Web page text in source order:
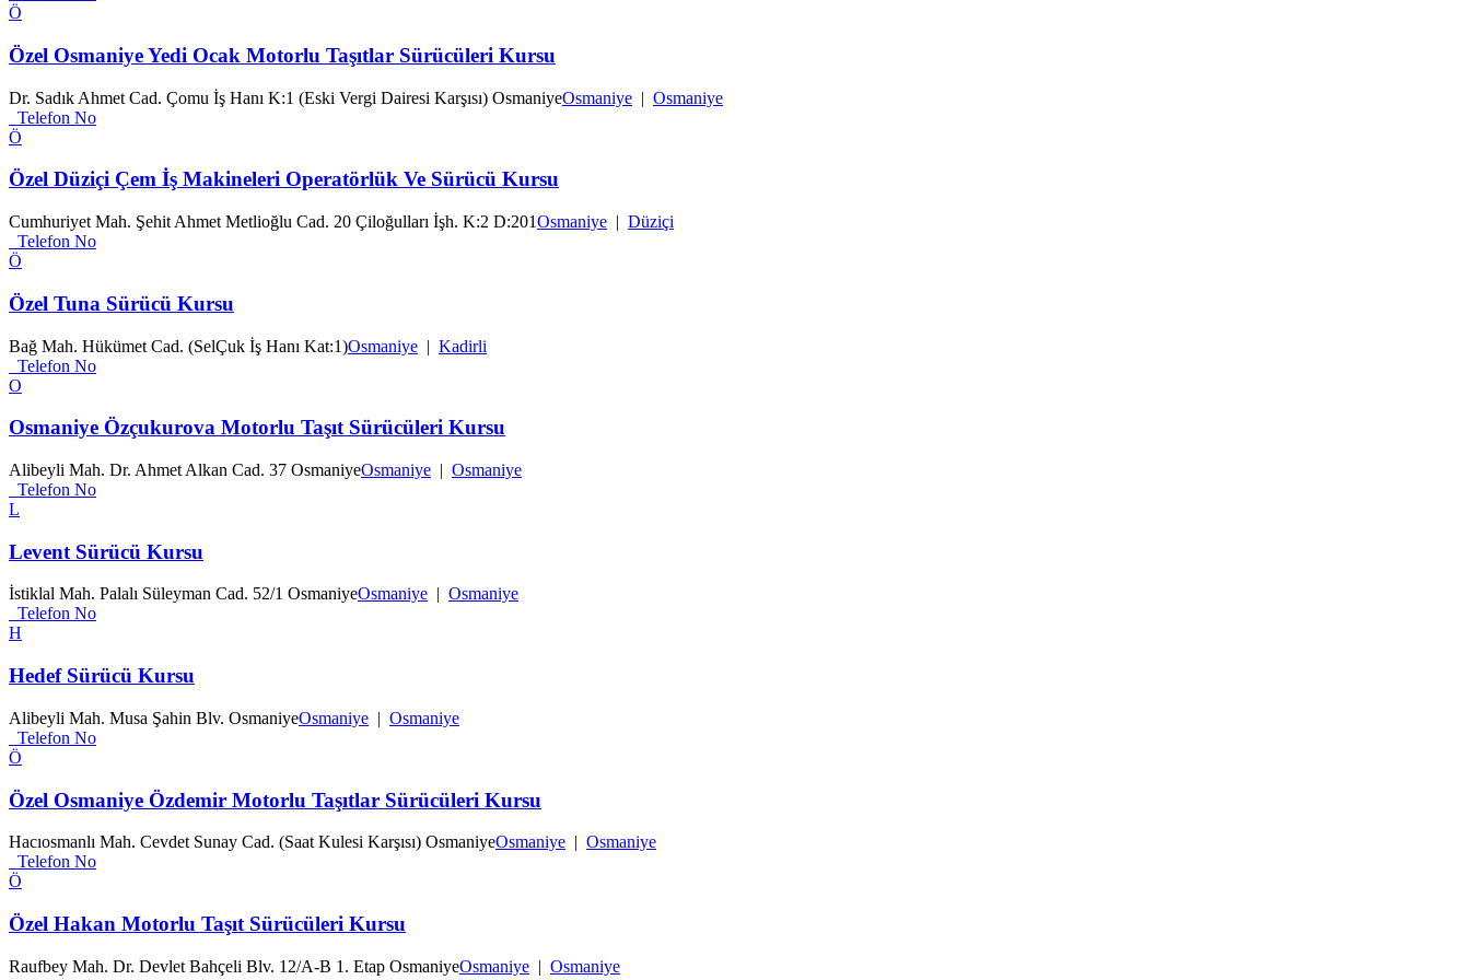
Ö
Özel Osmaniye Yedi Ocak Motorlu Taşıtlar Sürücüleri Kursu
Dr. Sadık Ahmet Cad. Çomu İş Hanı K:1 (Eski Vergi Dairesi Karşısı) OsmaniyeOsmaniye | Osmaniye
Telefon No
Ö
Özel Düziçi Çem İş Makineleri Operatörlük Ve Sürücü Kursu
Cumhuriyet Mah. Şehit Ahmet Metlioğlu Cad. 20 Çiloğulları İşh. K:2 D:201Osmaniye | Düziçi
Telefon No
Ö
Özel Tuna Sürücü Kursu
Bağ Mah. Hükümet Cad. (SelÇuk İş Hanı Kat:1)Osmaniye | Kadirli
Telefon No
O
Osmaniye Özçukurova Motorlu Taşıt Sürücüleri Kursu
Alibeyli Mah. Dr. Ahmet Alkan Cad. 37 OsmaniyeOsmaniye | Osmaniye
Telefon No
L
Levent Sürücü Kursu
İstiklal Mah. Palalı Süleyman Cad. 52/1 OsmaniyeOsmaniye | Osmaniye
Telefon No
H
Hedef Sürücü Kursu
Alibeyli Mah. Musa Şahin Blv. OsmaniyeOsmaniye | Osmaniye
Telefon No
Ö
Özel Osmaniye Özdemir Motorlu Taşıtlar Sürücüleri Kursu
Hacıosmanlı Mah. Cevdet Sunay Cad. (Saat Kulesi Karşısı) OsmaniyeOsmaniye | Osmaniye
Telefon No
Ö
Özel Hakan Motorlu Taşıt Sürücüleri Kursu
Raufbey Mah. Dr. Devlet Bahçeli Blv. 12/A-B 1. Etap OsmaniyeOsmaniye | Osmaniye